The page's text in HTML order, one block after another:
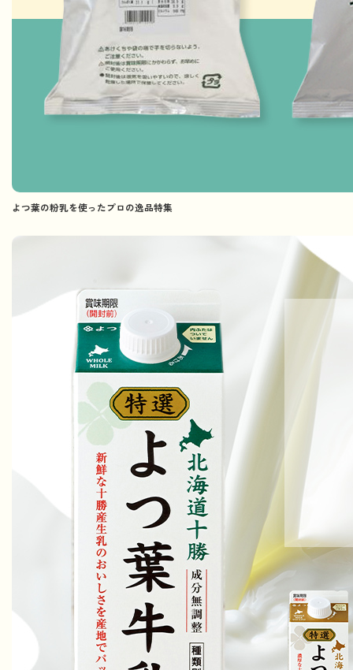
よつ葉の粉乳を使ったプロの逸品特集